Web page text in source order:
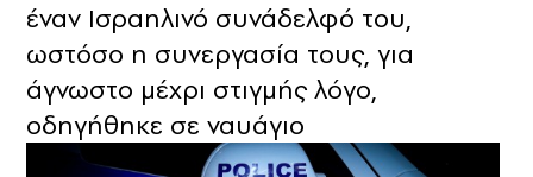
έναν Ισραηλινό συνάδελφό του,
ωστόσο η συνεργασία τους, για
άγνωστο μέχρι στιγμής λόγο,
οδηγήθηκε σε ναυάγιο